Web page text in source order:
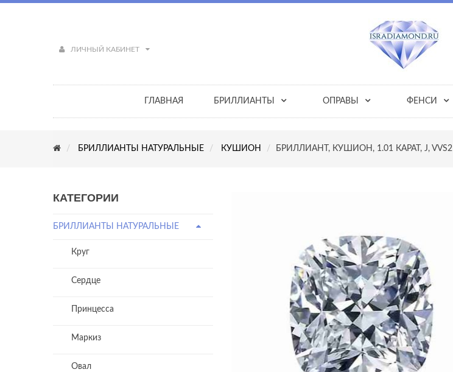
ЛИЧНЫЙ КАБИНЕТ
ГЛАВНАЯ БРИЛЛИАНТЫ ОПРАВЫ ФЕНСИ
БРИЛЛИАНТЫ НАТУРАЛЬНЫЕ КУШИОН БРИЛЛИАНТ, КУШИОН, 1.01 КАРАТ, J, VVS2
КАТЕГОРИИ
БРИЛЛИАНТЫ НАТУРАЛЬНЫЕ
Круг
Сердце
Принцесса
Маркиз
Овал